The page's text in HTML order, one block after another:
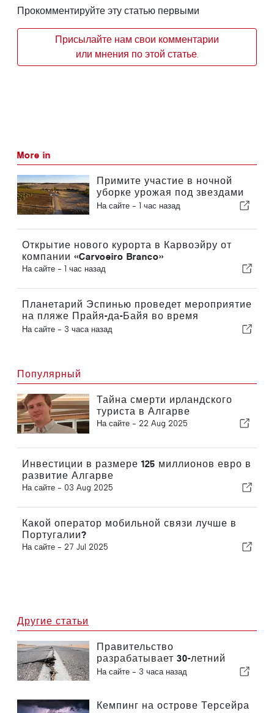
Прокомментируйте эту статью первыми
Присылайте нам свои комментарии
или мнения по этой статье.
More in
Примите участие в ночной
уборке урожая под звездами
в Алентежу
На сайте - 1 час назад
Открытие нового курорта в Карвоэйру от
компании «Carvoeiro Branco»
На сайте - 1 час назад
Планетарий Эспинью проведет мероприятие
на пляже Прайя-да-Байя во время
солнечного затмения в Португалии
На сайте - 3 часа назад
Популярный
Тайна смерти ирландского
туриста в Алгарве
На сайте - 22 Aug 2025
Инвестиции в размере 125 миллионов евро в
развитие Алгарве
На сайте - 03 Aug 2025
Какой оператор мобильной связи лучше в
Португалии?
На сайте - 27 Jul 2025
Другие статьи
Правительство
разрабатывает 30-летний
национальный план по
землетрясениям
На сайте - 3 часа назад
Кемпинг на острове Терсейра